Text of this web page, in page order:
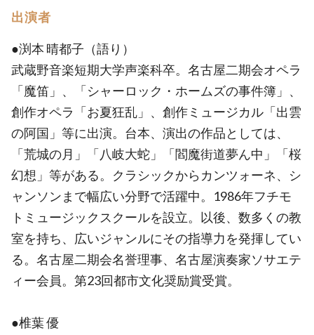
出演者
●渕本 晴都子（語り）
武蔵野音楽短期大学声楽科卒。名古屋二期会オペラ
「魔笛」、「シャーロック・ホームズの事件簿」、
創作オペラ「お夏狂乱」、創作ミュージカル「出雲
の阿国」等に出演。台本、演出の作品としては、
「荒城の月」「八岐大蛇」「閻魔街道夢ん中」「桜
幻想」等がある。クラシックからカンツォーネ、シ
ャンソンまで幅広い分野で活躍中。1986年フチモ
トミュージックスクールを設立。以後、数多くの教
室を持ち、広いジャンルにその指導力を発揮してい
る。名古屋二期会名誉理事、名古屋演奏家ソサエテ
ィー会員。第23回都市文化奨励賞受賞。
●椎葉 優